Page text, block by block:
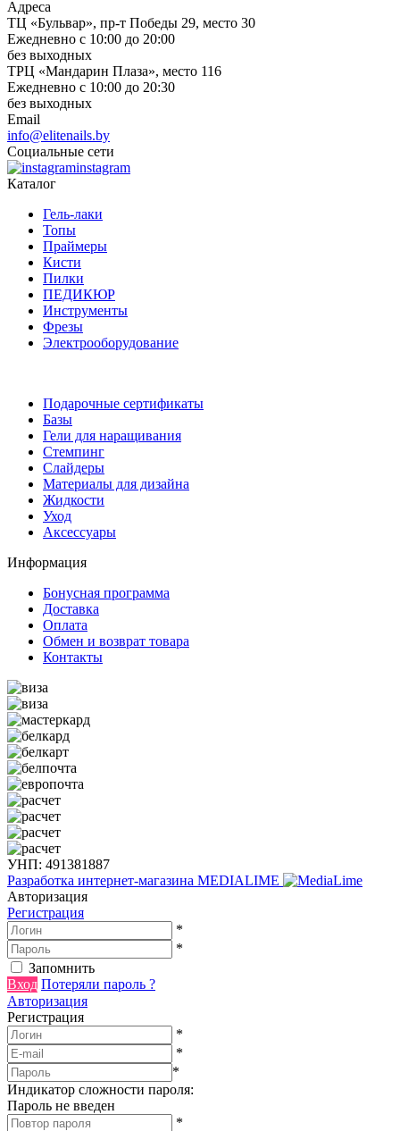
Адреса
ТЦ «Бульвар», пр-т Победы 29, место 30
Ежедневно с 10:00 до 20:00
без выходных
ТРЦ «Мандарин Плаза», место 116
Ежедневно с 10:00 до 20:30
без выходных
Email
info@elitenails.by
Социальные сети
instagram
Каталог
Гель-лаки
Топы
Праймеры
Кисти
Пилки
ПЕДИКЮР
Инструменты
Фрезы
Электрооборудование
Подарочные сертификаты
Базы
Гели для наращивания
Стемпинг
Слайдеры
Материалы для дизайна
Жидкости
Уход
Аксессуары
Информация
Бонусная программа
Доставка
Оплата
Обмен и возврат товара
Контакты
УНП: 491381887
Разработка интернет-магазина MEDIALIME
Авторизация
Регистрация
*
*
Запомнить
Вход Потеряли пароль ?
Авторизация
Регистрация
*
*
*
Индикатор сложности пароля:
Пароль не введен
*